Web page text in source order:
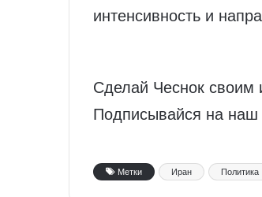
интенсивность и
Сделай Чеснок своим
Подписывайся на наш
Метки Иран Политика